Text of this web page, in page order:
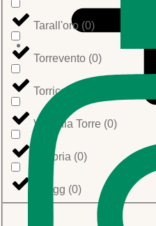
Tarall'oro (0)
Torrevento (0)
Torricelle
Vecchia Torre (0)
Victoria (0)
Zuegg (0)